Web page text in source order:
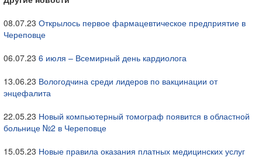
08.07.23 Открылось первое фармацевтическое предприятие в
Череповце
06.07.23 6 июля – Всемирный день кардиолога
13.06.23 Вологодчина среди лидеров по вакцинации от
энцефалита
22.05.23 Новый компьютерный томограф появится в областной
больнице №2 в Череповце
15.05.23 Новые правила оказания платных медицинских услуг